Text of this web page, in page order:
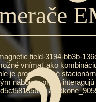
field-3194-bb3b-
vnímať ako
je produkované
náboje a prúdy
a